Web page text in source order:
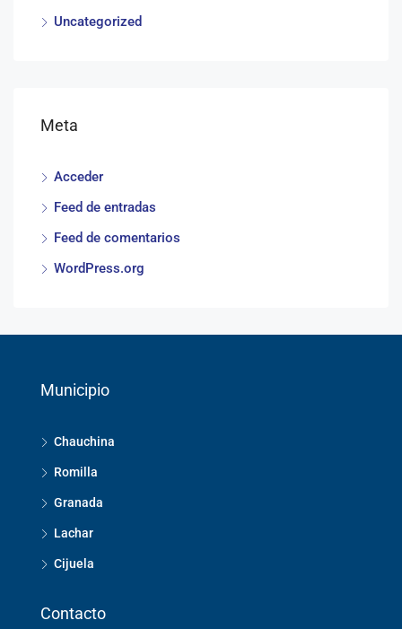
Uncategorized
Meta
Acceder
Feed de entradas
Feed de comentarios
WordPress.org
Municipio
Chauchina
Romilla
Granada
Lachar
Cijuela
Contacto